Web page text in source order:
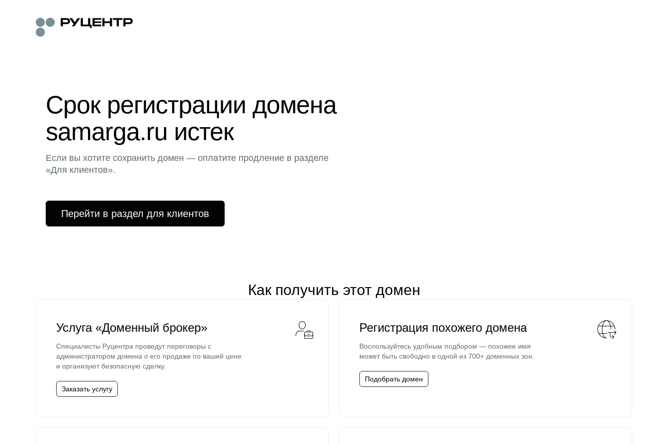
Срок регистрации домена
samarga.ru истек
Если вы хотите сохранить домен — оплатите продление в разделе
«Для клиентов».
Перейти в раздел для клиентов
Как получить этот домен
Услуга «Доменный брокер»
Специалисты Руцентра проведут переговоры с
администратором домена о его продаже по вашей цене
и организуют безопасную сделку.
Заказать услугу
Регистрация похожего домена
Воспользуйтесь удобным подбором — похожее имя
может быть свободно в одной из 700+ доменных зон.
Подобрать домен